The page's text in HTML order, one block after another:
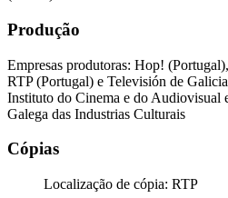
Produção
Empresas produtoras: Hop!
RTP (Portugal) e Televisión de
Instituto do Cinema e do
Galega das Industrias Culturais
Cópias
Localização de cópia: RTP